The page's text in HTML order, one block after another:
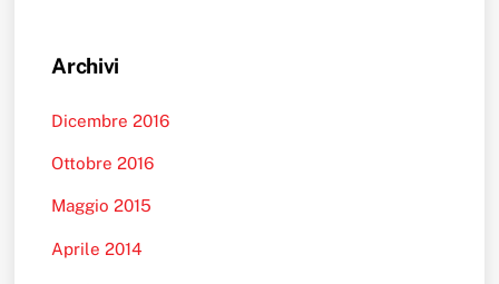
Archivi
Dicembre 2016
Ottobre 2016
Maggio 2015
Aprile 2014